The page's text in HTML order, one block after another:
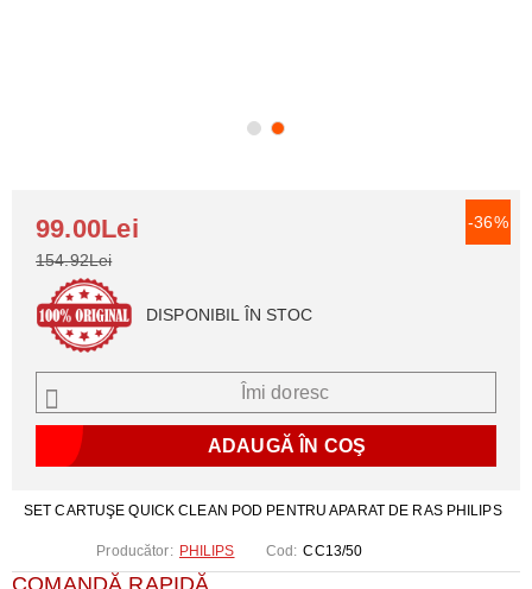
SET CARTUŞE QUICK CLEAN POD PENTRU APARAT DE RAS PHILIPS
Producător: PHILIPS Cod: CC13/50
COMANDĂ RAPIDĂ
-36%
99.00Lei
154.92Lei
DISPONIBIL ÎN STOC
Îmi doresc